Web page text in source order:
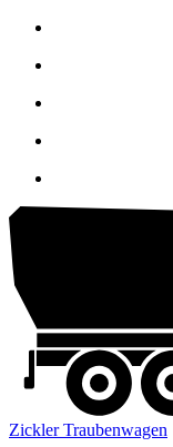
Zickler Traubenwagen